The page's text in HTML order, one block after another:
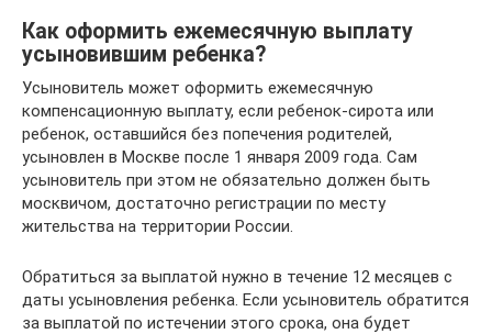
Как оформить ежемесячную выплату
усыновившим ребенка?
Усыновитель может оформить ежемесячную
компенсационную выплату, если ребенок-сирота или
ребенок, оставшийся без попечения родителей,
усыновлен в Москве после 1 января 2009 года. Сам
усыновитель при этом не обязательно должен быть
москвичом, достаточно регистрации по месту
жительства на территории России.
Обратиться за выплатой нужно в течение 12 месяцев с
даты усыновления ребенка. Если усыновитель обратится
за выплатой по истечении этого срока, она будет